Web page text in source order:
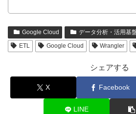
Google Cloud データ分析・活用基
ETL
Google Cloud Wrangler
シェアする
X Facebook
LINE